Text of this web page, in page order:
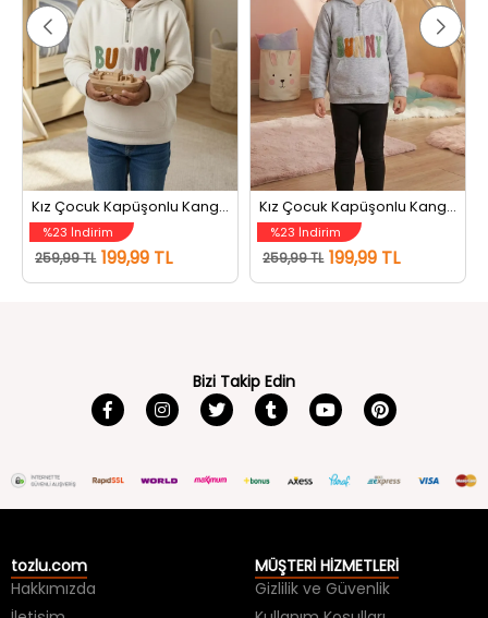
Kız Çocuk Kapüşonlu Kanguru Cepli Şardonlu Sweatshirt Krem
%23 İndirim
259,99 TL 199,99 TL
Kız Çocuk Kapüşonlu Kanguru Cepli Şardonlu Sweatshirt Gri
%23 İndirim
259,99 TL 199,99 TL
Bizi Takip Edin
tozlu.com
Hakkımızda
MÜŞTERİ HİZMETLERİ
Gizlilik ve Güvenlik